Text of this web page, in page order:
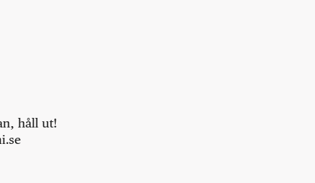
håll ut!